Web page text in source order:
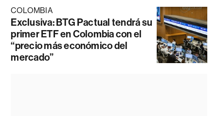
COLOMBIA
Exclusiva: BTG Pactual tendrá su
primer ETF en Colombia con el
“precio más económico del
mercado”